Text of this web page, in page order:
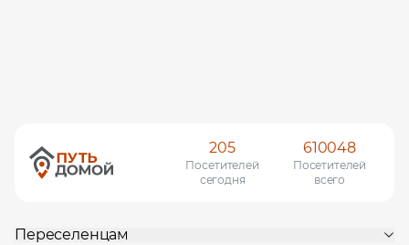
205
Посетителей
сегодня
610048
Посетителей
всего
Переселенцам